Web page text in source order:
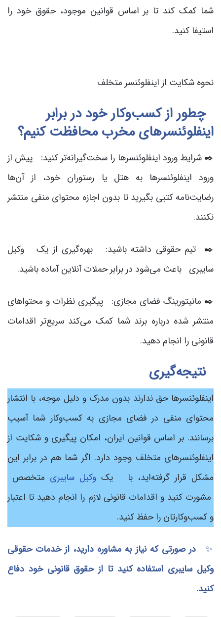
شما کمک کند تا بر اساس قوانین موجود، حقوق خود را
استیفا کنید.
نحوه شکایت از اینفلوئنسر متخلف
چطور از کسب‌وکار خود در برابر
اینفلوئنسرهای مخرب محافظت کنیم؟
✒️ شرایط ورود اینفلوئنسرها را سخت‌گیرانه‌تر کنید: پیش از
ورود اینفلوئنسرها به هتل یا رستوران خود، از آن‌ها
رضایت‌نامه کتبی بگیرید تا بدون اجازه محتوای منفی منتشر
نکنند.
✒️ تیم حقوقی داشته باشید: بهره‌گیری از یک وکیل
سایبری باعث می‌شود در برابر حملات آنلاین آماده باشید.
✒️ مانیتورینگ فضای مجازی: پیگیری نظرات و محتواهای
منتشر شده درباره برند شما کمک می‌کند سریع‌تر اقدامات
قانونی را انجام دهید.
نتیجه‌گیری
اینفلوئنسرها حق ندارند بدون مدرک و دلیل موجه، با انتشار
محتوای منفی در فضای مجازی به کسب‌وکار شما آسیب
برسانند. بر اساس قوانین ایران، امکان پیگیری و شکایت از
اینفلوئنسرهای متخلف وجود دارد. اگر شما هم در برابر این
مشکل قرار گرفته‌اید، با یک وکیل سایبری متخصص
مشورت کنید و اقدامات قانونی لازم را انجام دهید تا اعتبار
و کسب‌وکارتان را حفظ کنید.
✨
در صورتی که نیاز به مشاوره دارید، از خدمات حقوقی
وکیل سایبری استفاده کنید تا از حقوق قانونی خود دفاع
کنید.